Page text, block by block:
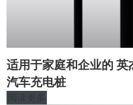
适用于家庭和企业的
汽车充电桩
阅读更多